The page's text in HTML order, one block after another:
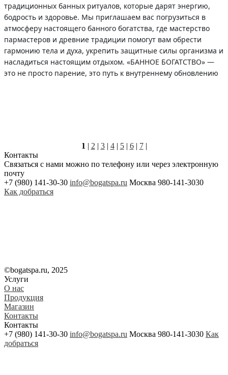
традиционных банных ритуалов, которые дарят энергию,
бодрость и здоровье. Мы приглашаем вас погрузиться в
атмосферу настоящего банного богатства, где мастерство
пармастеров и древние традиции помогут вам обрести
гармонию тела и духа, укрепить защитные силы организма и
насладиться настоящим отдыхом. «БАННОЕ БОГАТСТВО» —
это не просто парение, это путь к внутреннему обновлению
1 | 2 | 3| 4| 5| 6| 7|
Контакты
Связаться с нами можно по телефону или через электронную
почту
+7 (980) 141-30-30 info@bogatspa.ru Москва 980-141-3030
Как добраться
©bogatspa.ru, 2025
Услуги
О нас
Продукция
Магазин
Контакты
Контакты
+7 (980) 141-30-30 info@bogatspa.ru Москва 980-141-3030 Как
добраться